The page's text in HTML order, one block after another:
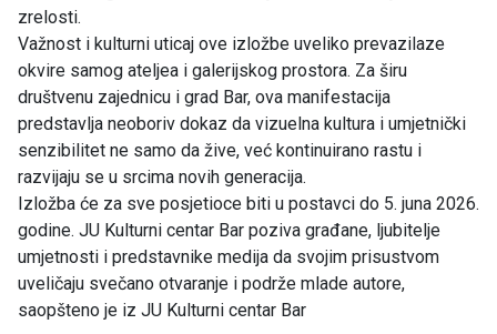
zrelosti.
Važnost i kulturni uticaj ove izložbe uveliko prevazilaze
okvire samog ateljea i galerijskog prostora. Za širu
društvenu zajednicu i grad Bar, ova manifestacija
predstavlja neoboriv dokaz da vizuelna kultura i umjetnički
senzibilitet ne samo da žive, već kontinuirano rastu i
razvijaju se u srcima novih generacija.
Izložba će za sve posjetioce biti u postavci do 5. juna 2026.
godine. JU Kulturni centar Bar poziva građane, ljubitelje
umjetnosti i predstavnike medija da svojim prisustvom
uveličaju svečano otvaranje i podrže mlade autore,
saopšteno je iz JU Kulturni centar Bar